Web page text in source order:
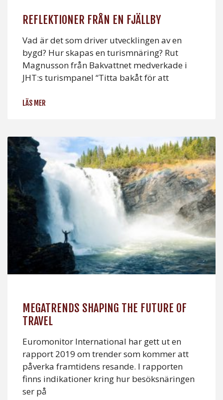
REFLEKTIONER FRÅN EN FJÄLLBY
Vad är det som driver utvecklingen av en
bygd? Hur skapas en turismnäring? Rut
Magnusson från Bakvattnet medverkade i
JHT:s turismpanel “Titta bakåt för att
LÄS MER
MEGATRENDS SHAPING THE FUTURE OF
TRAVEL
Euromonitor International har gett ut en
rapport 2019 om trender som kommer att
påverka framtidens resande. I rapporten
finns indikationer kring hur besöksnäringen
ser på